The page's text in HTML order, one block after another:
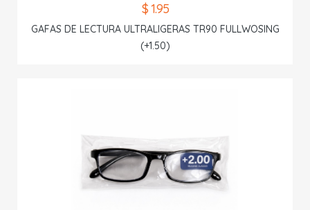
$ 1.95
GAFAS DE LECTURA ULTRALIGERAS TR90 FULLWOSING
(+1.50)